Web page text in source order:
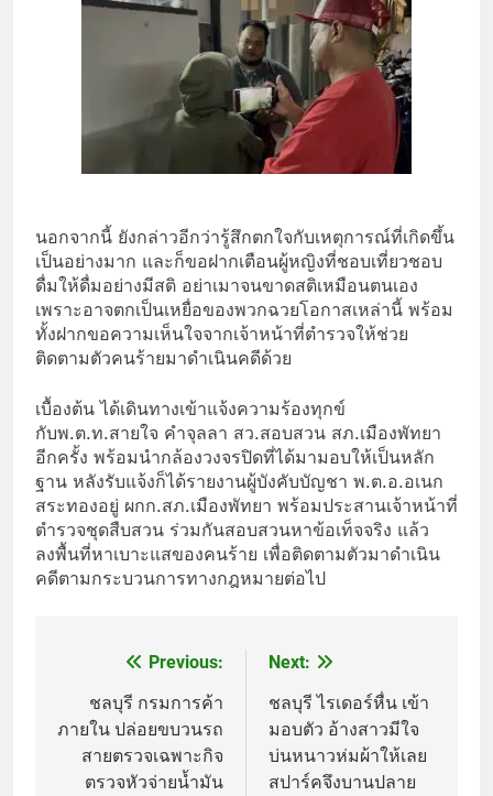
นอกจากนี้ ยังกล่าวอีกว่ารู้สึกตกใจกับเหตุการณ์ที่เกิดขึ้น
เป็นอย่างมาก และก็ขอฝากเตือนผู้หญิงที่ชอบเที่ยวชอบ
ดื่มให้ดื่มอย่างมีสติ อย่าเมาจนขาดสติเหมือนตนเอง
เพราะอาจตกเป็นเหยื่อของพวกฉวยโอกาสเหล่านี้ พร้อม
ทั้งฝากขอความเห็นใจจากเจ้าหน้าที่ตำรวจให้ช่วย
ติดตามตัวคนร้ายมาดำเนินคดีด้วย
เบื้องต้น ได้เดินทางเข้าแจ้งความร้องทุกข์
กับพ.ต.ท.สายใจ คำจุลลา สว.สอบสวน สภ.เมืองพัทยา
อีกครั้ง พร้อมนำกล้องวงจรปิดที่ได้มามอบให้เป็นหลัก
ฐาน หลังรับแจ้งก็ได้รายงานผู้บังคับบัญชา พ.ต.อ.อเนก
สระทองอยู่ ผกก.สภ.เมืองพัทยา พร้อมประสานเจ้าหน้าที่
ตำรวจชุดสืบสวน ร่วมกันสอบสวนหาข้อเท็จจริง แล้ว
ลงพื้นที่หาเบาะแสของคนร้าย เพื่อติดตามตัวมาดำเนิน
คดีตามกระบวนการทางกฎหมายต่อไป
navigation
Previous:
ชลบุรี กรมการค้า
ภายใน ปล่อยขบวนรถ
สายตรวจเฉพาะกิจ
ตรวจหัวจ่ายน้ำมัน
Next:
ชลบุรี ไรเดอร์หื่น เข้า
มอบตัว อ้างสาวมีใจ
บ่นหนาวห่มผ้าให้เลย
สปาร์คจึงบานปลาย